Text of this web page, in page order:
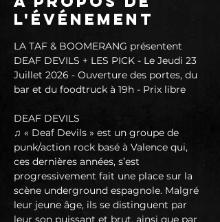
l'événement
LA TAF & BOOMERANG présentent
DEAF DEVILS + LES PICK - Le Jeudi 23
Juillet 2026 - Ouverture des portes, du
bar et du foodtruck à 19h - Prix libre
DEAF DEVILS
♫ « Deaf Devils » est un groupe de
punk/action rock basé à Valence qui,
ces dernières années, s’est
progressivement fait une place sur la
scène underground espagnole. Malgré
leur jeune âge, ils se distinguent par
leur son puissant et brut, ainsi que par